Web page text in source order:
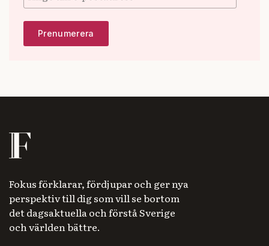
Fokus förklarar, fördjupar och ger nya
perspektiv till dig som vill se bortom
det dagsaktuella och förstå Sverige
och världen bättre.